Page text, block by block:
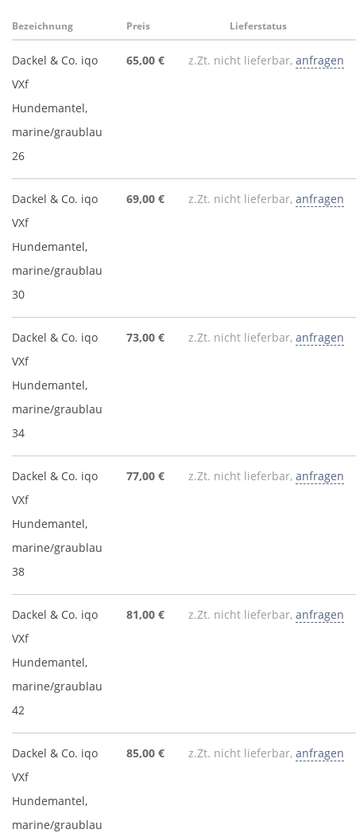
Bezeichnung Preis Lieferstatus
Dackel & Co. iqo
VXf
Hundemantel,
marine/graublau
26
65,00 € z.Zt. nicht lieferbar, anfragen
Dackel & Co. iqo
VXf
Hundemantel,
marine/graublau
30
69,00 € z.Zt. nicht lieferbar, anfragen
Dackel & Co. iqo
VXf
Hundemantel,
marine/graublau
34
73,00 € z.Zt. nicht lieferbar, anfragen
Dackel & Co. iqo
VXf
Hundemantel,
marine/graublau
38
77,00 € z.Zt. nicht lieferbar, anfragen
Dackel & Co. iqo
VXf
Hundemantel,
marine/graublau
42
81,00 € z.Zt. nicht lieferbar, anfragen
Dackel & Co. iqo
VXf
Hundemantel,
marine/graublau
85,00 € z.Zt. nicht lieferbar, anfragen